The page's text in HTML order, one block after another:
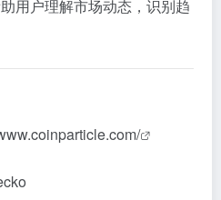
用户理解市场动态，识别趋